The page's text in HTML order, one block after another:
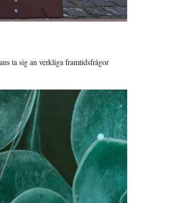
ta sig an verkliga framtidsfrågor